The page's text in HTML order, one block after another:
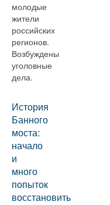
молодые
жители
российских
регионов.
Возбуждены
уголовные
дела.
История
Банного
моста:
начало
и
много
попыток
восстановить